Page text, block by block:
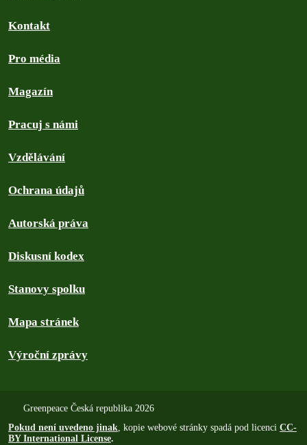
Kontakt
Pro média
Magazín
Pracuj s námi
Vzdělávání
Ochrana údajů
Autorská práva
Diskusní kodex
Stanovy spolku
Mapa stránek
Výroční zprávy
Greenpeace Česká republika 2026
Pokud není uvedeno jinak, kopie webové stránky spadá pod licenci CC-
BY International License.